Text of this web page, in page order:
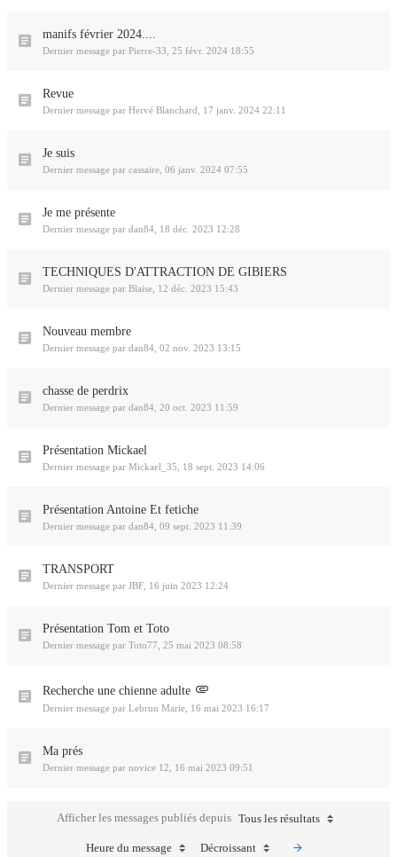
manifs février 2024....
Dernier message par Pierre-33 25 févr. 2024 18:55
Revue
Dernier message par Hervé Blanchard 17 janv. 2024 22:11
Je suis
Dernier message par cassaire 06 janv. 2024 07:55
Je me présente
Dernier message par dan84 18 déc. 2023 12:28
TECHNIQUES D'ATTRACTION DE GIBIERS
Dernier message par Blaise 12 déc. 2023 15:43
Nouveau membre
Dernier message par dan84 02 nov. 2023 13:15
chasse de perdrix
Dernier message par dan84 20 oct. 2023 11:59
Présentation Mickael
Dernier message par Mickael_35 18 sept. 2023 14:06
Présentation Antoine Et fetiche
Dernier message par dan84 09 sept. 2023 11:39
TRANSPORT
Dernier message par JBF 16 juin 2023 12:24
Présentation Tom et Toto
Dernier message par Toto77 25 mai 2023 08:58
Recherche une chienne adulte
Dernier message par Lebrun Marie 16 mai 2023 16:17
Ma prés
Dernier message par novice 12 16 mai 2023 09:51
Afficher les messages publiés depuis Tous les résultats
Heure du message Décroissant